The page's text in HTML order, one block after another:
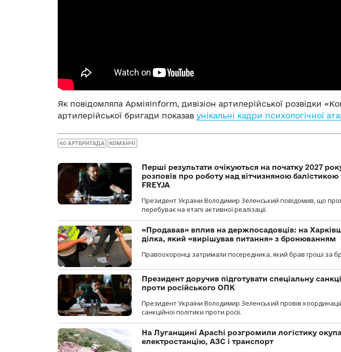
Як повідомляла АрміяInform, дивізіон артилерійської розвідки
артилерійської бригади показав унікальні кадри психологічної
40 АРТБРИГАДА КОМАНЧІ
Перші результати очікуються на початку 2027
розповів про роботу над вітчизняною
FREYJA
Президент України Володимир Зеленський повідомив, що
перебуває на етапі активної реалізації.
«Продавав» вплив на держпосадовців: на
ділка, який «вирішував питання» з бронюванням
Правоохоронці затримали посередника, який брав гроші за
Президент доручив підготувати спеціальну
проти російського ОПК
Президент України Володимир Зеленський провів
санкційної політики проти росії.
На Луганщині Apachi розгромили логістику
електростанцію, АЗС і транспорт